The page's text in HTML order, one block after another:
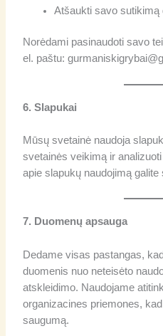
Atšaukti savo sutikimą
Norėdami pasinaudoti savo
el. paštu:
6. Slapukai
Mūsų svetainė naudoja
svetainės veikimą ir
apie slapukų naudojimą galite
7. Duomenų apsauga
Dedame visas pastangas,
duomenis nuo neteisėto
atskleidimo. Naudojame
organizacines priemones,
saugumą.